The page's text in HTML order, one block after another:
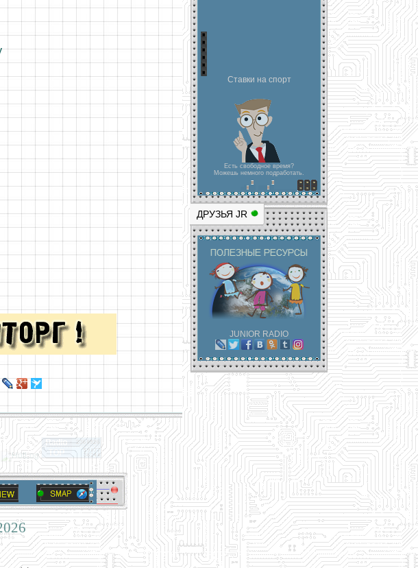
Ставки на спорт
Есть свободное время?
Можешь немного подработать.
ДРУЗЬЯ JR
JUNIOR RADIO